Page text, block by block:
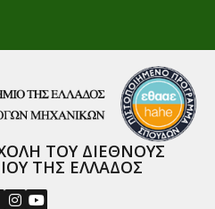
ΤΟΥ ΔΙΕΘΝΟΥΣ
ΤΗΣ ΕΛΛΑΔΟΣ